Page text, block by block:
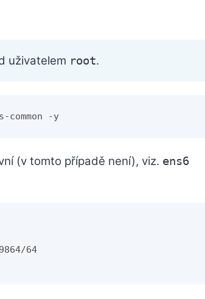
uživatelem root.
-y
(v tomto případě není), viz. ens6
64